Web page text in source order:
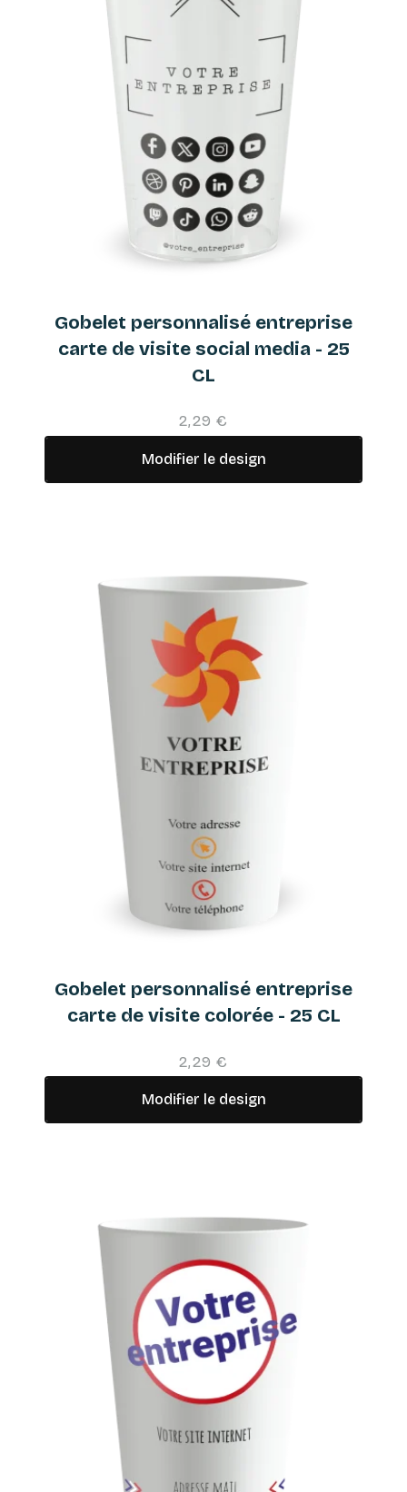
Gobelet personnalisé entreprise
carte de visite social media - 25
CL
2,29 €
Modifier le design
Gobelet personnalisé entreprise
carte de visite colorée - 25 CL
2,29 €
Modifier le design